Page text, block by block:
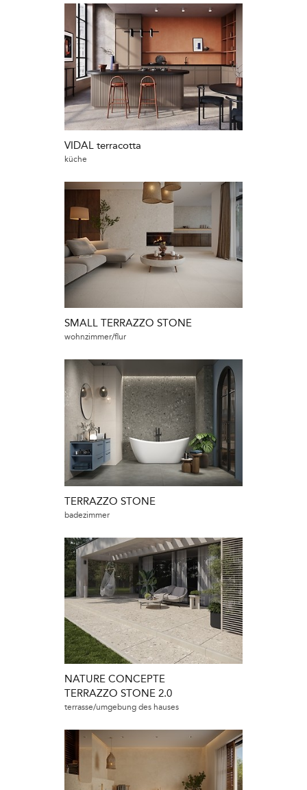
VIDAL terracotta
küche
SMALL TERRAZZO STONE
wohnzimmer/flur
TERRAZZO STONE
badezimmer
NATURE CONCEPTE
TERRAZZO STONE 2.0
terrasse/umgebung des hauses